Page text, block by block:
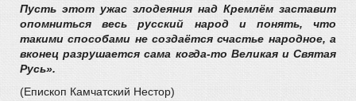
Пусть этот ужас злодеяния над Кремлём заставит
опомниться весь русский народ и понять, что
такими способами не создаётся счастье народное, а
вконец разрушается сама когда-то Великая и Святая
Русь».
(Епископ Камчатский Нестор)